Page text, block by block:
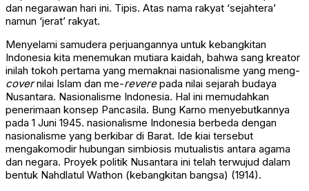
dan negarawan hari ini. Tipis. Atas nama rakyat ‘sejahtera’
namun ‘jerat’ rakyat.
Menyelami samudera perjuangannya untuk kebangkitan
Indonesia kita menemukan mutiara kaidah, bahwa sang kreator
inilah tokoh pertama yang memaknai nasionalisme yang meng-
covernilai Islam dan me-reverepada nilai sejarah budaya
Nusantara. Nasionalisme Indonesia. Hal ini memudahkan
penerimaan konsep Pancasila. Bung Karno menyebutkannya
pada 1 Juni 1945. nasionalisme Indonesia berbeda dengan
nasionalisme yang berkibar di Barat. Ide kiai tersebut
mengakomodir hubungan simbiosis mutualistis antara agama
dan negara. Proyek politik Nusantara ini telah terwujud dalam
bentuk Nahdlatul Wathon (kebangkitan bangsa) (1914).